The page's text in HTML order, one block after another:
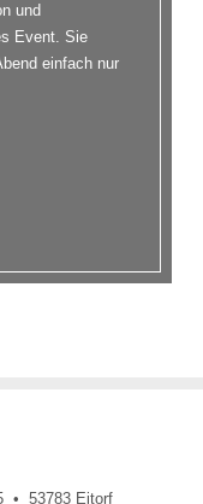
und
Event. Sie
einfach nur
• 53783 Eitorf